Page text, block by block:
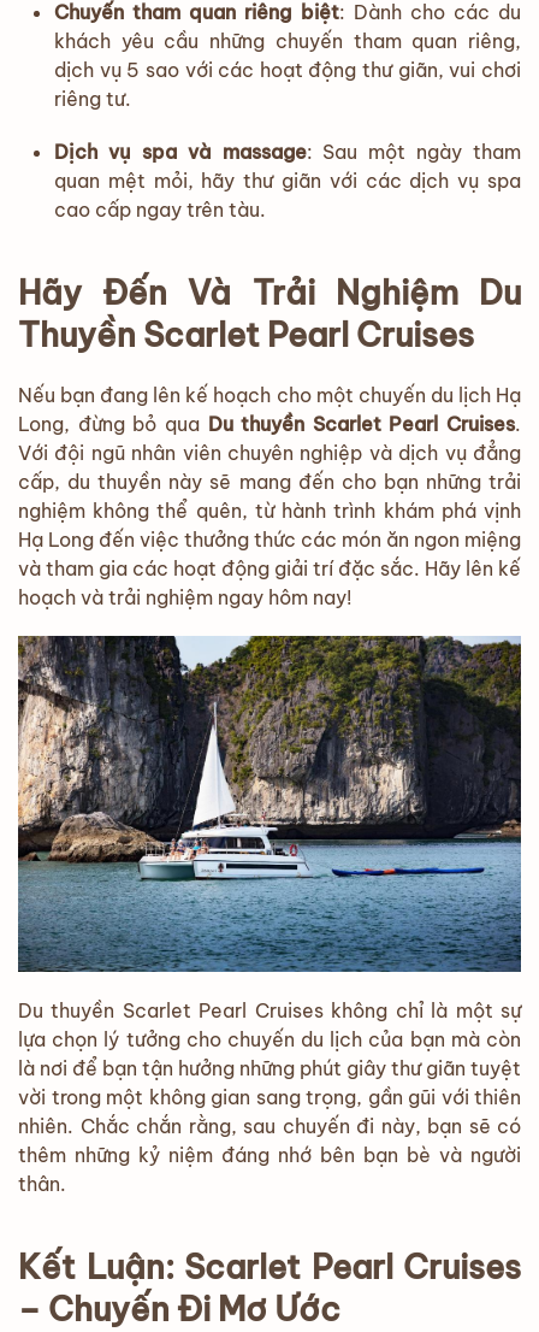
Chuyến tham quan riêng biệt: Dành cho các du
khách yêu cầu những chuyến tham quan riêng,
dịch vụ 5 sao với các hoạt động thư giãn, vui chơi
riêng tư.
Dịch vụ spa và massage: Sau một ngày tham
quan mệt mỏi, hãy thư giãn với các dịch vụ spa
cao cấp ngay trên tàu.
Hãy Đến Và Trải Nghiệm Du
Thuyền Scarlet Pearl Cruises
Nếu bạn đang lên kế hoạch cho một chuyến du lịch Hạ
Long, đừng bỏ qua Du thuyền Scarlet Pearl Cruises.
Với đội ngũ nhân viên chuyên nghiệp và dịch vụ đẳng
cấp, du thuyền này sẽ mang đến cho bạn những trải
nghiệm không thể quên, từ hành trình khám phá vịnh
Hạ Long đến việc thưởng thức các món ăn ngon miệng
và tham gia các hoạt động giải trí đặc sắc. Hãy lên kế
hoạch và trải nghiệm ngay hôm nay!
Du thuyền Scarlet Pearl Cruises không chỉ là một sự
lựa chọn lý tưởng cho chuyến du lịch của bạn mà còn
là nơi để bạn tận hưởng những phút giây thư giãn tuyệt
vời trong một không gian sang trọng, gần gũi với thiên
nhiên. Chắc chắn rằng, sau chuyến đi này, bạn sẽ có
thêm những kỷ niệm đáng nhớ bên bạn bè và người
thân.
Kết Luận: Scarlet Pearl Cruises
– Chuyến Đi Mơ Ước